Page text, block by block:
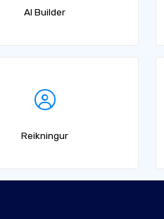
AI Builder
Reikningur